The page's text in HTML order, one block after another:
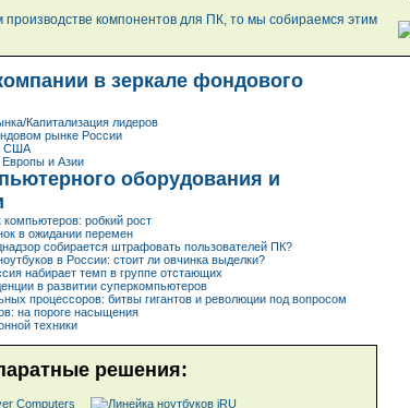
производстве компонентов для ПК, то мы собираемся этим
в зеркале фондового
Капитализация лидеров
рынке России
США
и Азии
оборудования и
робкий рост
в ожидании перемен
собирается штрафовать пользователей ПК?
в России: стоит ли овчинка выделки?
набирает темп в группе отстающих
в развитии суперкомпьютеров
процессоров: битвы гигантов и революции под вопросом
на пороге насыщения
техники
решения: